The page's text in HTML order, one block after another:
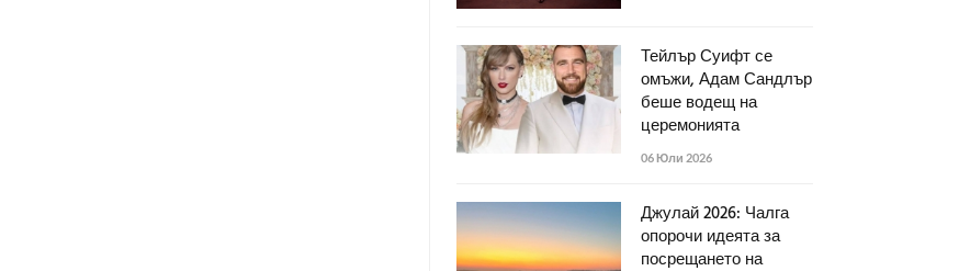
Тейлър Суифт се
омъжи, Адам Сандлър
беше водещ на
церемонията
06 Юли 2026
Джулай 2026: Чалга
опорочи идеята за
посрещането на